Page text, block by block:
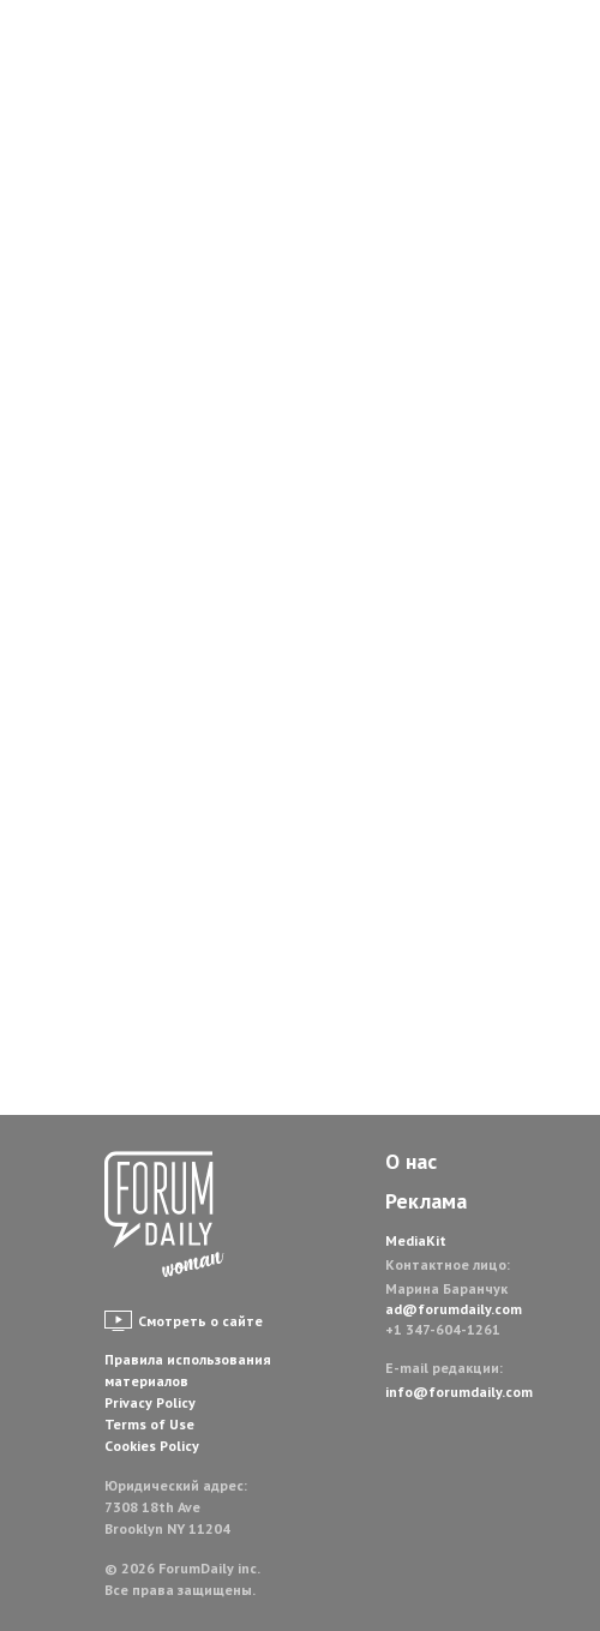
Смотреть о сайте
Правила использования
материалов
Privacy Policy
Terms of Use
Cookies Policy
Юридический адрес:
7308 18th Ave
Brooklyn NY 11204
© 2026 ForumDaily inc.
Все права защищены.
О нас
Реклама
MediaKit
Контактное лицо:
Марина Баранчук
ad@forumdaily.com
+1 347-604-1261
E-mail редакции:
info@forumdaily.com